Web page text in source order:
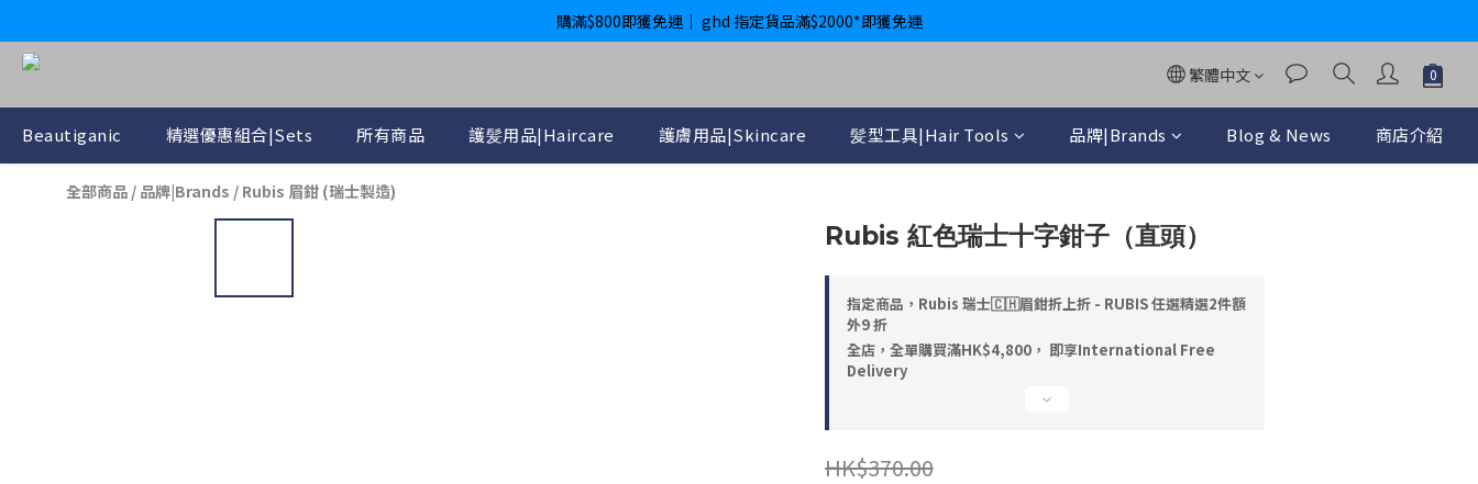
購滿$800即獲免運｜ ghd 指定貨品滿$2000*即獲免運
購滿$800即獲免運｜ ghd 指定貨品滿$2000*即獲免運
購滿$800即獲免運｜ ghd 指定貨品滿$2000*即獲免運
繁體中文
Beautiganic 精選優惠組合|Sets 所有商品 護髪用品|Haircare 護膚用品|Skincare 髪型工具|Hair Tools 品牌|Brands Blog & News 商店介紹
全部商品 / 品牌|Brands / Rubis 眉鉗 (瑞士製造)
Rubis 紅色瑞士十字鉗子（直頭）
指定商品，Rubis 瑞士🇨🇭眉鉗折上折 - RUBIS 任選精選2件額
外9 折
全店，全單購買滿HK$4,800， 即享International Free
Delivery
HK$370.00